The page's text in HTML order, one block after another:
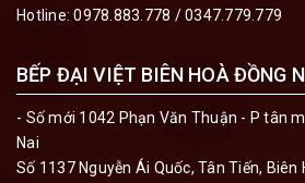
Hotline:0978.883.778 / 0347.779.779
BẾP ĐẠI VIỆT BIÊN HOÀ ĐỒNG
- Số mới 1042 Phạn Văn Thuận - P tân
Nai
Số 1137 Nguyễn Ái Quốc, Tân Tiến, Biên